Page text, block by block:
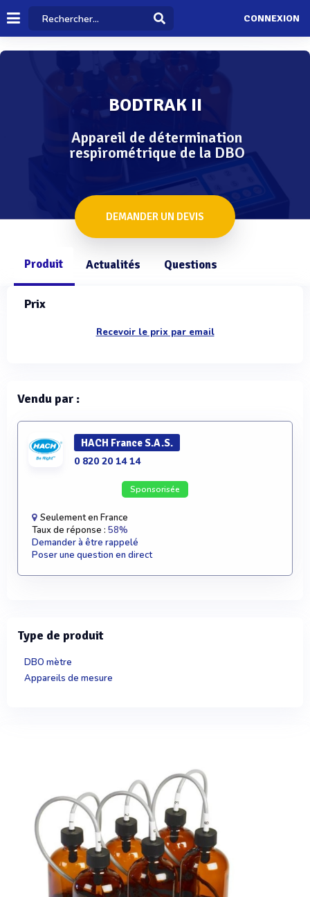
CONNEXION
BODTRAK II
Appareil de détermination
respirométrique de la DBO
DEMANDER UN DEVIS
Produit Actualités Questions
Prix
Recevoir le prix par email
Vendu par :
HACH France S.A.S.
0 820 20 14 14
Sponsorisée
Seulement en France
Taux de réponse : 58%
Demander à être rappelé
Poser une question en direct
Type de produit
DBO mètre
Appareils de mesure